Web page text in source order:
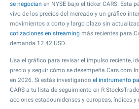
se negocian en NYSE bajo el ticker CARS. Esta
vivo de los precios del mercado y un gráfico
movimientos a corto y largo plazo sin
cotizaciones en streaming más recientes para
demanda 12.42 USD.
Usa el gráfico para revisar el impulso reciente,
precio y seguir cómo se desempeña Cars.com
en 2026. Si estás investigando el instrumento
CARS a tu lista de seguimiento en R
acciones estadounidenses y europeas, índices y